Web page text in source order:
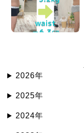
2026年
2025年
2024年